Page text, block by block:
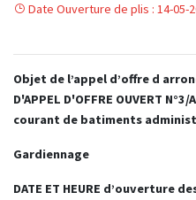
Date Ouverture de plis : 14-05-
Objet de l’appel d’offre d
D'APPEL D'OFFRE OUVERT
courant de batiments
Gardiennage
DATE ET HEURE d’ouverture